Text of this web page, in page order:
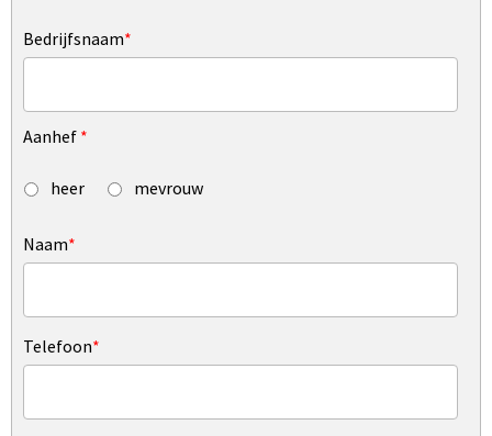
Bedrijfsnaam*
Aanhef *
heer mevrouw
Naam*
Telefoon*